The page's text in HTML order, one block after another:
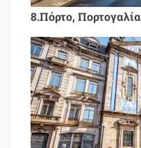
8.Πόρτο, Πορτογαλία